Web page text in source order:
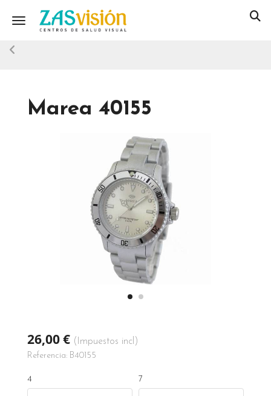
Toggle navigation
Marea 40155
26,00 € (Impuestos incl)
Referencia: B40155
4 7